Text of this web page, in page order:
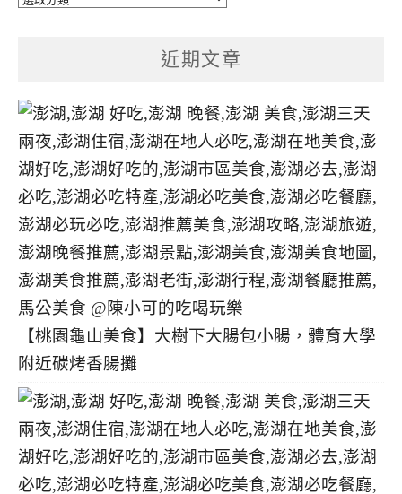
近期文章
【桃園龜山美食】大樹下大腸包小腸，體育大學
附近碳烤香腸攤